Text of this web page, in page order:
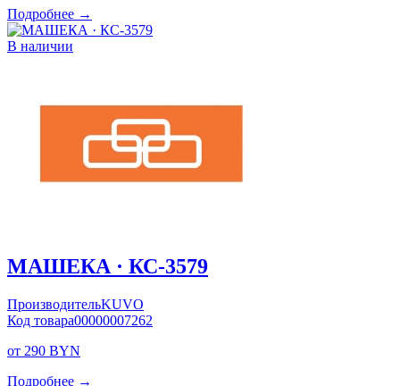
Подробнее →
В наличии
МАШЕКА · КС-3579
ПроизводительKUVO
Код товара00000007262
от 290 BYN
Подробнее →